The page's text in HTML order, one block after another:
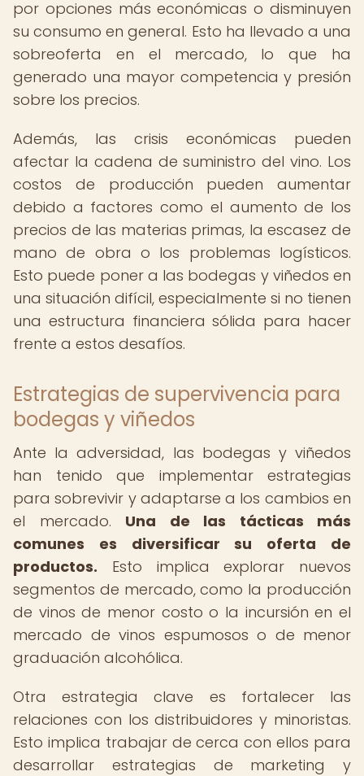
por opciones más económicas o disminuyen
su consumo en general. Esto ha llevado a una
sobreoferta en el mercado, lo que ha
generado una mayor competencia y presión
sobre los precios.
Además, las crisis económicas pueden
afectar la cadena de suministro del vino. Los
costos de producción pueden aumentar
debido a factores como el aumento de los
precios de las materias primas, la escasez de
mano de obra o los problemas logísticos.
Esto puede poner a las bodegas y viñedos en
una situación difícil, especialmente si no tienen
una estructura financiera sólida para hacer
frente a estos desafíos.
Estrategias de supervivencia para
bodegas y viñedos
Ante la adversidad, las bodegas y viñedos
han tenido que implementar estrategias
para sobrevivir y adaptarse a los cambios en
el mercado. Una de las tácticas más
comunes es diversificar su oferta de
productos. Esto implica explorar nuevos
segmentos de mercado, como la producción
de vinos de menor costo o la incursión en el
mercado de vinos espumosos o de menor
graduación alcohólica.
Otra estrategia clave es fortalecer las
relaciones con los distribuidores y minoristas.
Esto implica trabajar de cerca con ellos para
desarrollar estrategias de marketing y